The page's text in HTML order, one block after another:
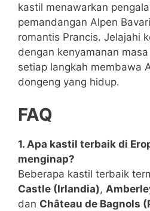
kastil menawarkan
pemandangan Alpen
romantis Prancis. Jelajahi
dengan kenyamanan
setiap langkah membawa
dongeng yang hidup.
FAQ
1. Apa kastil terbaik di
menginap?
Beberapa kastil terbaik
Castle (Irlandia),
dan Château de Bagnols